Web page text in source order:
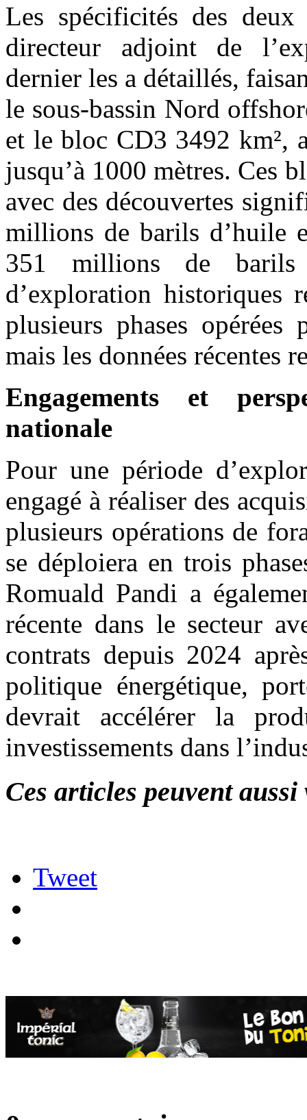
Les spécificités des
directeur adjoint de
dernier les a détaillés,
le sous-bassin Nord
et le bloc CD3 3492 km²,
jusqu’à 1000 mètres. Ces
avec des découvertes
millions de barils d’huile
351 millions de
d’exploration historiques
plusieurs phases
mais les données récentes
Engagements et
nationale
Pour une période
engagé à réaliser des
plusieurs opérations de
se déploiera en trois
Romuald Pandi a
récente dans le secteur
contrats depuis 2024
politique énergétique,
devrait accélérer la
investissements dans
Ces articles peuvent
Tweet